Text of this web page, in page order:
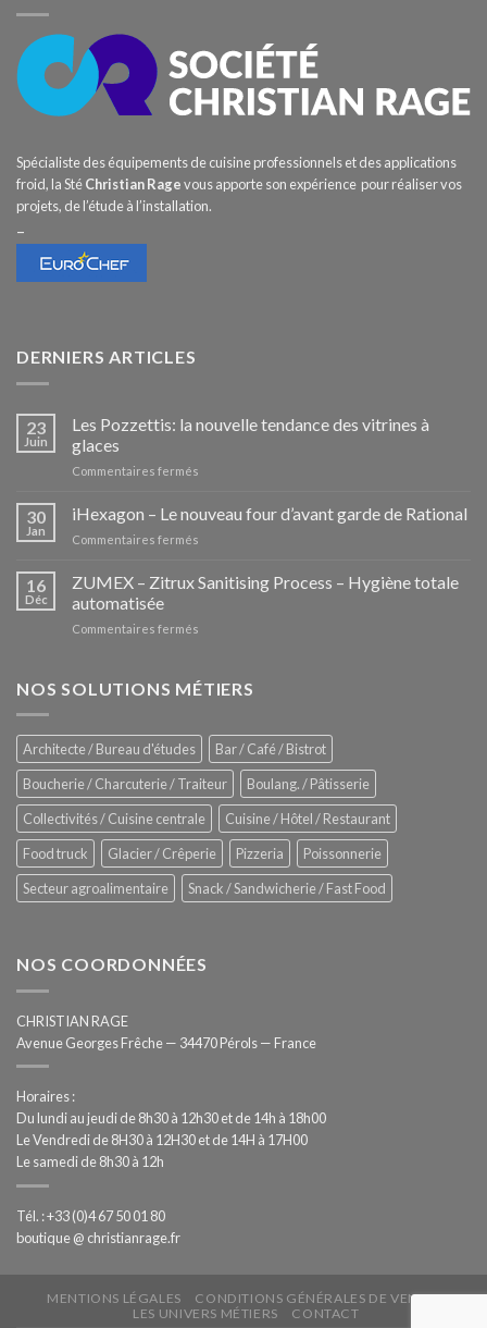
Spécialiste des équipements de cuisine professionnels et des applications
froid, la StéChristian Ragevous apporte son expérience pour réaliser vos
projets, de l’étude à l’installation.
–
DERNIERS ARTICLES
23
Juin
Les Pozzettis: la nouvelle tendance des vitrines à
glaces
Commentaires fermés
Pozzettis:
la
des
30
Jan
iHexagon – Le nouveau four d’avant garde de Rational
Commentaires fermés
–
Le
de
16
Déc
ZUMEX – Zitrux Sanitising Process – Hygiène totale
automatisée
Commentaires fermés
Zitrux
–
Hygiène
totale
automatisée
NOS SOLUTIONS MÉTIERS
Architecte / Bureau d'études
Bar / Café / Bistrot
Boucherie / Charcuterie / Traiteur
Boulang. / Pâtisserie
Collectivités / Cuisine centrale
Cuisine / Hôtel / Restaurant
Food truck
Glacier / Crêperie Pizzeria
Poissonnerie
Secteur agroalimentaire
Snack / Sandwicherie / Fast Food
NOS COORDONNÉES
CHRISTIAN RAGE
Avenue Georges Frêche — 34470 Pérols — France
Horaires :
Du lundi au jeudi de 8h30 à 12h30 et de 14h à 18h00
Le Vendredi de 8H30 à 12H30 et de 14H à 17H00
Le samedi de 8h30 à 12h
Tél. : +33 (0)4 67 50 01 80
boutique @ christianrage.fr
MENTIONS LÉGALES
CONDITIONS GÉNÉRALES DE VENTE
LES UNIVERS MÉTIERS
CONTACT